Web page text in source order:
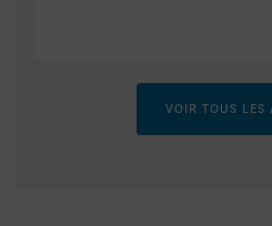
VOIR TOUS LES